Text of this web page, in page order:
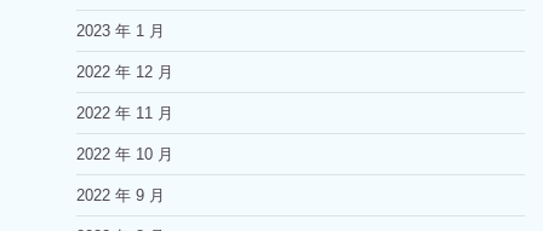
2023 年 1 月
2022 年 12 月
2022 年 11 月
2022 年 10 月
2022 年 9 月